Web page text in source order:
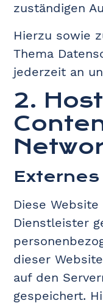
zuständigen
Hierzu sowie
Thema
jederzeit an
2.
Diese
Dienstleister
dieser
auf den
gespeichert.